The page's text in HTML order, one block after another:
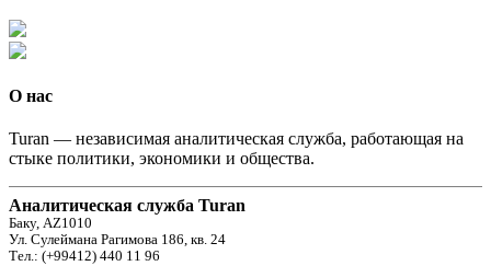
О нас
Turan — независимая аналитическая служба, работающая на
стыке политики, экономики и общества.
Аналитическая служба Turan
Баку, AZ1010
Ул. Сулеймана Рагимова 186, кв. 24
Тел.: (+99412) 440 11 96